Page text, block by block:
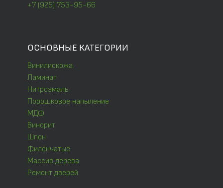
+7 (925) 753-95-66
ОСНОВНЫЕ КАТЕГОРИИ
Винилискожа
Ламинат
Нитроэмаль
Порошковое напыление
МДФ
Винорит
Шпон
Филёнчатые
Массив дерева
Ремонт дверей